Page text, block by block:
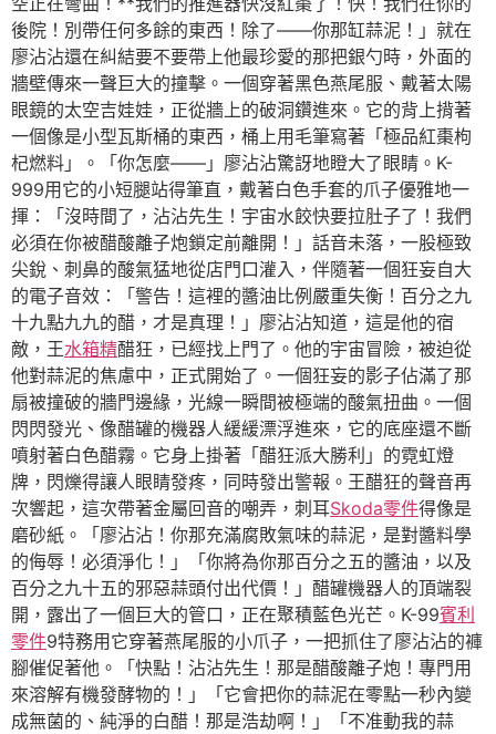
後院！別帶任何多餘的東西！除了——你那缸蒜泥！」就在
廖沾沾還在糾結要不要帶上他最珍愛的那把銀勺時，外面的
牆壁傳來一聲巨大的撞擊。一個穿著黑色燕尾服、戴著太陽
眼鏡的太空吉娃娃，正從牆上的破洞鑽進來。它的背上揹著
一個像是小型瓦斯桶的東西，桶上用毛筆寫著「極品紅棗枸
杞燃料」。「你怎麼——」廖沾沾驚訝地瞪大了眼睛。K-
999用它的小短腿站得筆直，戴著白色手套的爪子優雅地一
揮：「沒時間了，沾沾先生！宇宙水餃快要拉肚子了！我們
必須在你被醋酸離子炮鎖定前離開！」話音未落，一股極致
尖銳、刺鼻的酸氣猛地從店門口灌入，伴隨著一個狂妄自大
的電子音效：「警告！這裡的醬油比例嚴重失衡！百分之九
十九點九九的醋，才是真理！」廖沾沾知道，這是他的宿
敵，王水箱精醋狂，已經找上門了。他的宇宙冒險，被迫從
他對蒜泥的焦慮中，正式開始了。一個狂妄的影子佔滿了那
扇被撞破的牆門邊緣，光線一瞬間被極端的酸氣扭曲。一個
閃閃發光、像醋罐的機器人緩緩漂浮進來，它的底座還不斷
噴射著白色醋霧。它身上掛著「醋狂派大勝利」的霓虹燈
牌，閃爍得讓人眼睛發疼，同時發出警報。王醋狂的聲音再
次響起，這次帶著金屬回音的嘲弄，刺耳Skoda零件得像是
磨砂紙。「廖沾沾！你那充滿腐敗氣味的蒜泥，是對醬料學
的侮辱！必須淨化！」「你將為你那百分之五的醬油，以及
百分之九十五的邪惡蒜頭付出代價！」醋罐機器人的頂端裂
開，露出了一個巨大的管口，正在聚積藍色光芒。K-99賓利
零件9特務用它穿著燕尾服的小爪子，一把抓住了廖沾沾的褲
腳催促著他。「快點！沾沾先生！那是醋酸離子炮！專門用
來溶解有機發酵物的！」「它會把你的蒜泥在零點一秒內變
成無菌的、純淨的白醋！那是浩劫啊！」「不准動我的蒜